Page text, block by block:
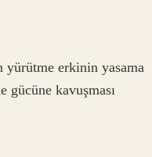
yürütme erkinin yasama
gücüne kavuşması